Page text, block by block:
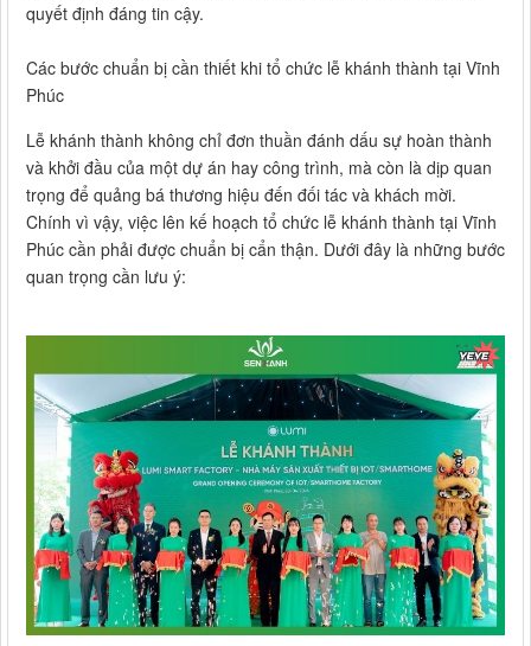
quyết định đáng tin cậy.
Các bước chuẩn bị cần thiết khi tổ chức lễ khánh thành tại Vĩnh
Phúc
Lễ khánh thành không chỉ đơn thuần đánh dấu sự hoàn thành
và khởi đầu của một dự án hay công trình, mà còn là dịp quan
trọng để quảng bá thương hiệu đến đối tác và khách mời.
Chính vì vậy, việc lên kế hoạch tổ chức lễ khánh thành tại Vĩnh
Phúc cần phải được chuẩn bị cẩn thận. Dưới đây là những bước
quan trọng cần lưu ý: